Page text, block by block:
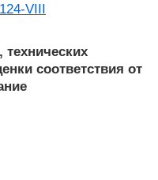
VIII
соответствия от